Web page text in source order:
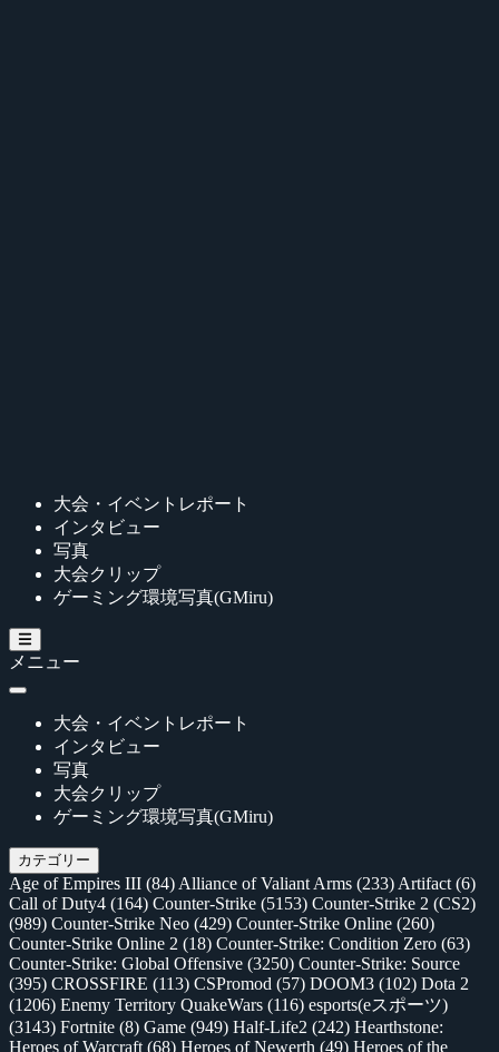
大会・イベントレポート
インタビュー
写真
大会クリップ
ゲーミング環境写真(GMiru)
メニュー
大会・イベントレポート
インタビュー
写真
大会クリップ
ゲーミング環境写真(GMiru)
カテゴリー
Age of Empires III (84) Alliance of Valiant Arms (233) Artifact (6)
Call of Duty4 (164) Counter-Strike (5153) Counter-Strike 2 (CS2)
(989) Counter-Strike Neo (429) Counter-Strike Online (260)
Counter-Strike Online 2 (18) Counter-Strike: Condition Zero (63)
Counter-Strike: Global Offensive (3250) Counter-Strike: Source
(395) CROSSFIRE (113) CSPromod (57) DOOM3 (102) Dota 2
(1206) Enemy Territory QuakeWars (116) esports(eスポーツ)
(3143) Fortnite (8) Game (949) Half-Life2 (242) Hearthstone:
Heroes of Warcraft (68) Heroes of Newerth (49) Heroes of the